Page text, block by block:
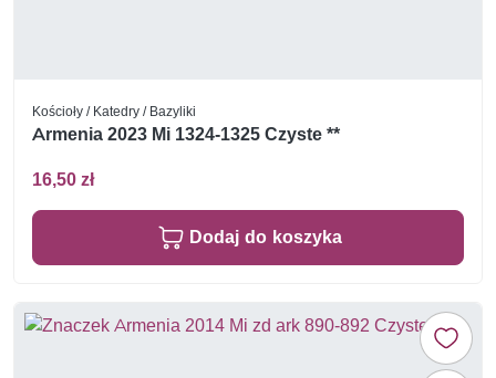
Kościoły / Katedry / Bazyliki
Armenia 2023 Mi 1324-1325 Czyste **
16,50 zł
Dodaj do koszyka